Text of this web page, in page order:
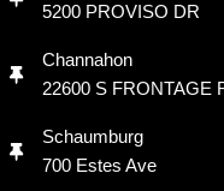
5200 PROVISO DR
Channahon
22600 S FRONTAGE
Schaumburg
700 Estes Ave